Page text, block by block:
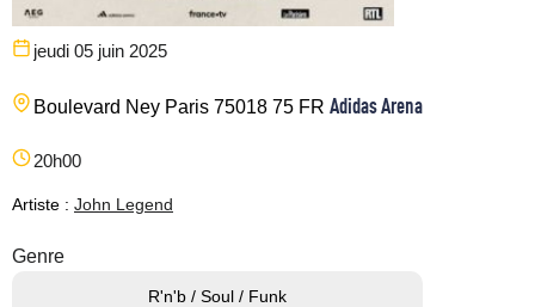
jeudi 05 juin 2025
Boulevard Ney Paris 75018 75 FR Adidas Arena
20h00
Artiste : John Legend
Genre
R'n'b / Soul / Funk